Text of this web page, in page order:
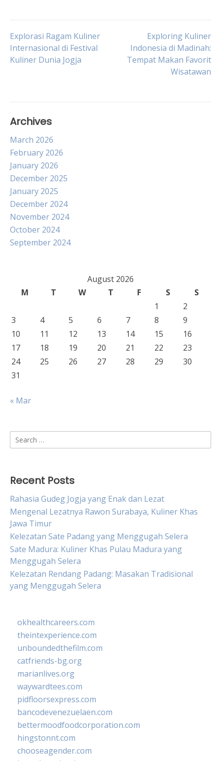
Post
navigation
Explorasi Ragam Kuliner
Internasional di Festival
Kuliner Dunia Jogja
Exploring Kuliner
Indonesia di Madinah:
Tempat Makan Favorit
Wisatawan
Archives
March 2026
February 2026
January 2026
December 2025
January 2025
December 2024
November 2024
October 2024
September 2024
August 2026
M
T W T F S
S
1
2
3
4 5 6 7 8
9
10
11 12 13 14 15
16
17
18 19 20 21 22
23
24
25 26 27 28 29
30
31
« Mar
Search
for:
Recent Posts
Rahasia Gudeg Jogja yang Enak dan Lezat
Mengenal Lezatnya Rawon Surabaya, Kuliner Khas
Jawa Timur
Kelezatan Sate Padang yang Menggugah Selera
Sate Madura: Kuliner Khas Pulau Madura yang
Menggugah Selera
Kelezatan Rendang Padang: Masakan Tradisional
yang Menggugah Selera
okhealthcareers.com
theintexperience.com
unboundedthefilm.com
catfriends-bg.org
marianlives.org
waywardtees.com
pidfloorsexpress.com
bancodevenezuelaen.com
bettermoodfoodcorporation.com
hingstonnt.com
chooseagender.com